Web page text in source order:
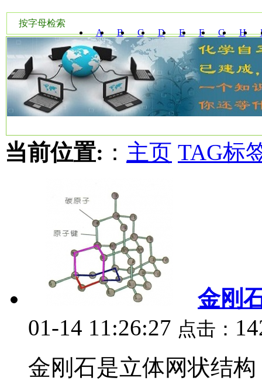
按字母检索
A
B C D E F G H
W Y
当前位置: ： 主页 TAG标
金刚
01-14 11:26:27 点击：
金刚石是立体网状结